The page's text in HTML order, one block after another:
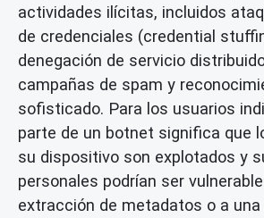
actividades ilícitas, incluidos
de credenciales (credential
denegación de servicio
campañas de spam y
sofisticado. Para los usuarios
parte de un botnet significa que
su dispositivo son explotados y
personales podrían ser
extracción de metadatos o a